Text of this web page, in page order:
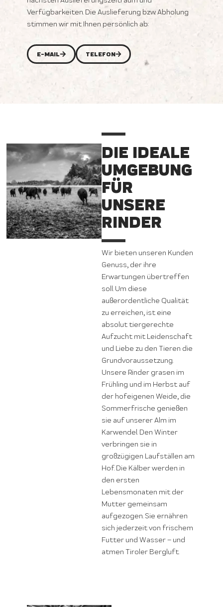
Verfügbarkeiten. Die Auslieferung bzw. Abholung
stimmen wir mit Ihnen persönlich ab:
E-MAIL TELEFON
DIE IDEALE
UMGEBUNG
FÜR
UNSERE
RINDER
Wir bieten unseren Kunden
Genuss, der ihre
Erwartungen übertreffen
soll. Um diese
außerordentliche Qualität
zu erreichen, ist eine
absolut tiergerechte
Aufzucht mit Leidenschaft
und Liebe zu den Tieren die
Grundvoraussetzung.
Unsere Rinder grasen im
Frühling und im Herbst auf
der hofeigenen Weide, die
Sommerfrische genießen
sie auf unserer Alm im
Karwendel. Den Winter
verbringen sie in
großzügigen Laufställen am
Hof. Die Kälber werden in
den ersten
Lebensmonaten mit der
Mutter gemeinsam
aufgezogen. Sie ernähren
sich jederzeit von frischem
Futter und Wasser – und
atmen Tiroler Bergluft.